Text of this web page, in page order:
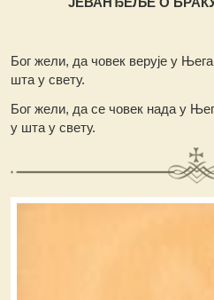
Бог жели, да човек верује у
шта у свету.
Бог жели, да се човек нада у
у шта у свету.